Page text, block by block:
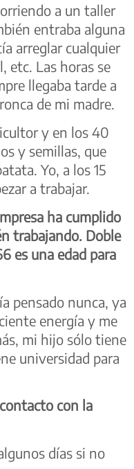
a un taller
entraba alguna
arreglar cualquier
etc. Las horas se
llegaba tarde a
de mi madre.
y en los 40
y semillas, que
Yo, a los 15
a trabajar.
ha cumplido
trabajando. Doble
es una edad para
pensado nunca, ya
energía y me
mi hijo sólo tiene
universidad para
con la
días si no